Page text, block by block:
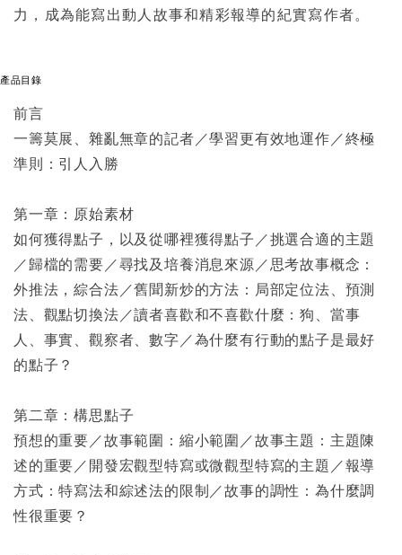
力，成為能寫出動人故事和精彩報導的紀實寫作者。
產品目錄
前言
一籌莫展、雜亂無章的記者／學習更有效地運作／終極
準則：引人入勝
第一章：原始素材
如何獲得點子，以及從哪裡獲得點子／挑選合適的主題
／歸檔的需要／尋找及培養消息來源／思考故事概念：
外推法，綜合法／舊聞新炒的方法：局部定位法、預測
法、觀點切換法／讀者喜歡和不喜歡什麼：狗、當事
人、事實、觀察者、數字／為什麼有行動的點子是最好
的點子？
第二章：構思點子
預想的重要／故事範圍：縮小範圍／故事主題：主題陳
述的重要／開發宏觀型特寫或微觀型特寫的主題／報導
方式：特寫法和綜述法的限制／故事的調性：為什麼調
性很重要？